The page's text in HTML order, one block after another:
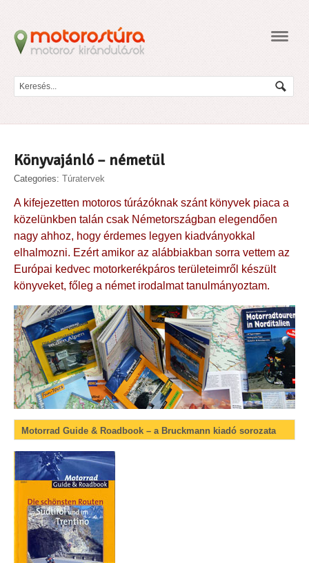
Könyvajánló – németül
Categories: Túratervek
A kifejezetten motoros túrázóknak szánt könyvek piaca a
közelünkben talán csak Németországban elegendően
nagy ahhoz, hogy érdemes legyen kiadványokkal
elhalmozni. Ezért amikor az alábbiakban sorra vettem az
Európai kedvec motorkerékpáros területeimről készült
könyveket, főleg a német irodalmat tanulmányoztam.
Motorrad Guide & Roadbook – a Bruckmann kiadó sorozata